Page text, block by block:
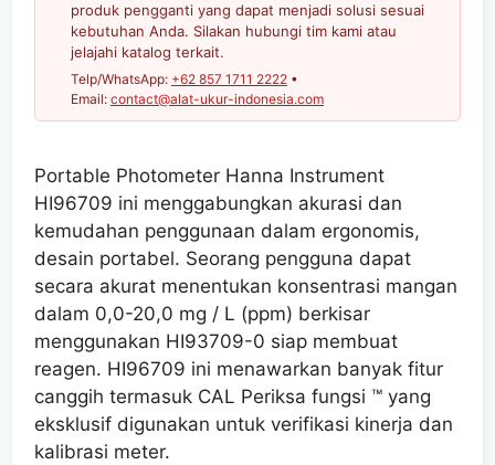
produk pengganti yang dapat menjadi solusi sesuai
kebutuhan Anda. Silakan hubungi tim kami atau
jelajahi katalog terkait.
Telp/WhatsApp: +62 857 1711 2222 •
Email: contact@alat-ukur-indonesia.com
Portable Photometer Hanna Instrument
HI96709 ini menggabungkan akurasi dan
kemudahan penggunaan dalam ergonomis,
desain portabel. Seorang pengguna dapat
secara akurat menentukan konsentrasi mangan
dalam 0,0-20,0 mg / L (ppm) berkisar
menggunakan HI93709-0 siap membuat
reagen. HI96709 ini menawarkan banyak fitur
canggih termasuk CAL Periksa fungsi ™ yang
eksklusif digunakan untuk verifikasi kinerja dan
kalibrasi meter.